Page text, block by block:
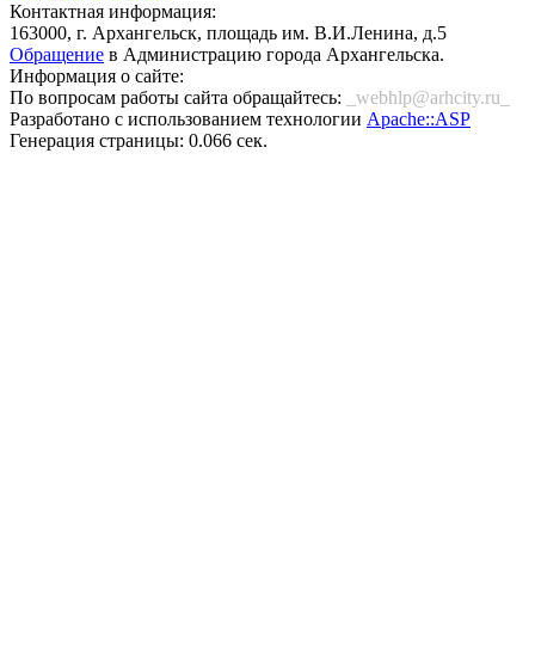
Контактная информация:
163000, г. Архангельск, площадь им. В.И.Ленина, д.5
Обращение в Администрацию города Архангельска.
Информация о сайте:
По вопросам работы сайта обращайтесь:
_webhlp@arhcity.ru_
Разработано с использованием технологии Apache::ASP
Генерация страницы: 0.066 сек.